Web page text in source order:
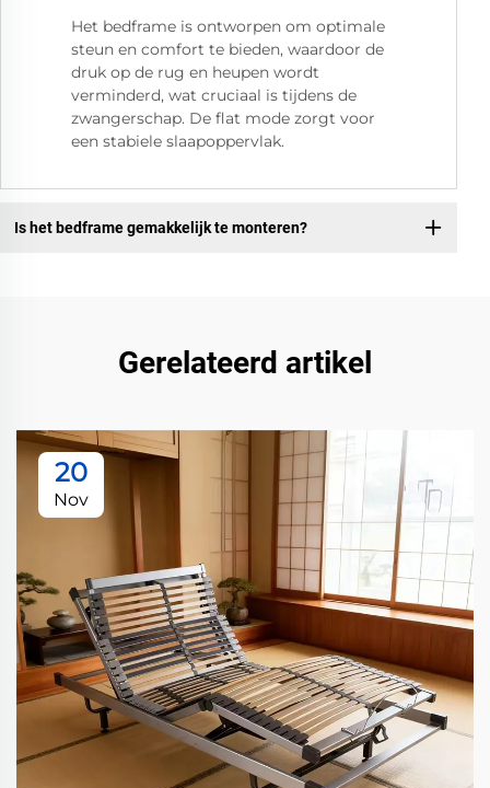
Het bedframe is ontworpen om optimale
steun en comfort te bieden, waardoor de
druk op de rug en heupen wordt
verminderd, wat cruciaal is tijdens de
zwangerschap. De flat mode zorgt voor
een stabiele slaapoppervlak.
Is het bedframe gemakkelijk te monteren?
Gerelateerd artikel
20
Nov